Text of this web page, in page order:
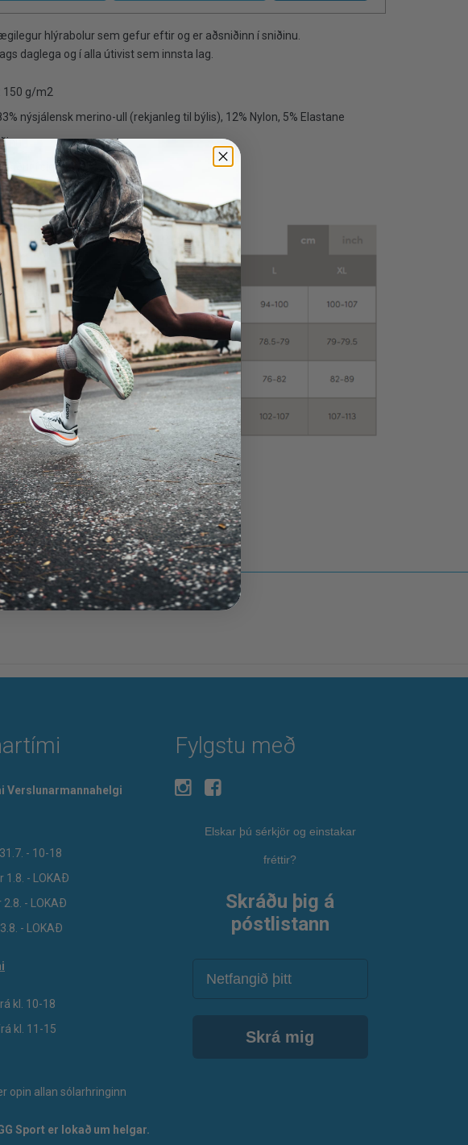
hlýrabolur sem gefur eftir og er aðsniðinn í sniðinu.
daglega og í alla útivist sem innsta lag.
150 g/m2
nýsjálensk merino-ull (rekjanleg til býlis), 12% Nylon, 5% Elastane
síður í sig lykt
og meðfærilegur
Verslunarmannahelgi
- 10-18
1.8. - LOKAÐ
- LOKAÐ
- LOKAÐ
kl. 10-18
kl. 11-15
opin allan sólarhringinn
Sport er lokað um helgar.
Fylgstu með
Elskar þú sérkjör og einstakar
fréttir?
Skráðu þig á
póstlistann
Skrá mig